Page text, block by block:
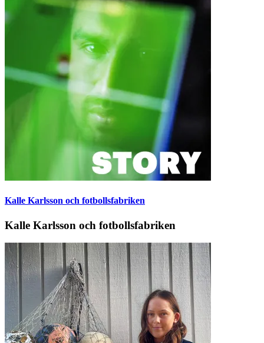
Kalle Karlsson och fotbollsfabriken
Kalle Karlsson och fotbollsfabriken